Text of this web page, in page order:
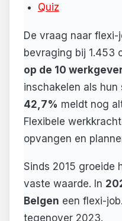
Quiz
De vraag naar flexi-
bevraging bij 1.453
op de 10
inschakelen als
42,7% meldt nog
Flexibele
opvangen en
Sinds 2015 groeide
vaste waarde. In
Belgen een flexi-
tegenover 2023.